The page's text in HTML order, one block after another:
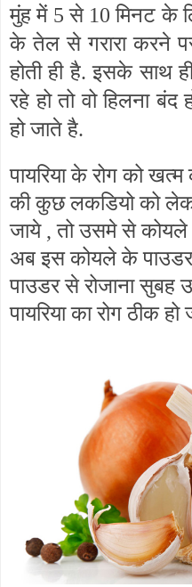
मुंह में 5 से 10 मिनट के
के तेल से गरारा करने पर
होती ही है. इसके साथ
रहे हो तो वो हिलना
हो जाते है.
पायरिया के रोग को
की कुछ लकडियो को
जाये , तो उसमे से
अब इस कोयले के
पाउडर से रोजाना सुबह
पायरिया का रोग ठीक हो